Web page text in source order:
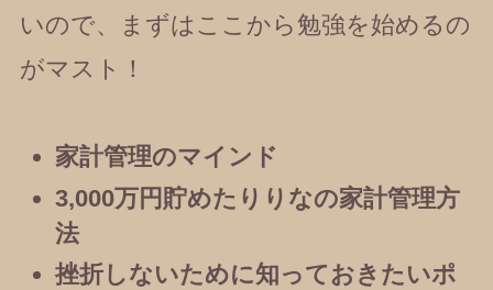
いので、まずはここから勉強を始めるの
がマスト！
家計管理のマインド
3,000万円貯めたりりなの家計管理方
法
挫折しないために知っておきたいポ